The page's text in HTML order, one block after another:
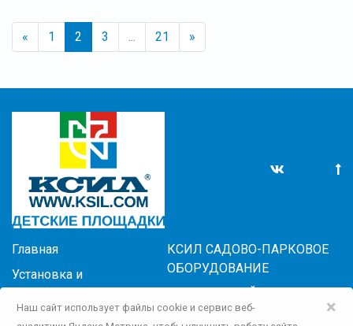
« 1 2 3 21 »
Главная
Установка и
КСИЛ САДОВО-ПАРКОВОЕ
ОБОРУДОВАНИЕ
КСИЛ-ПОКРЫТИЯ
×
Наш сайт использует файлы cookie и сервис веб-